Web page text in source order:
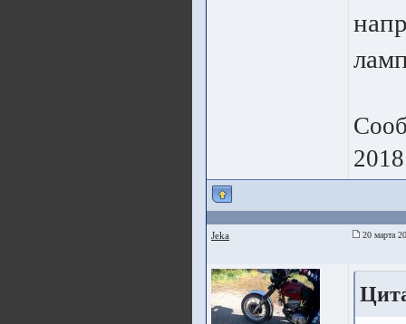
Jeka 20 марта